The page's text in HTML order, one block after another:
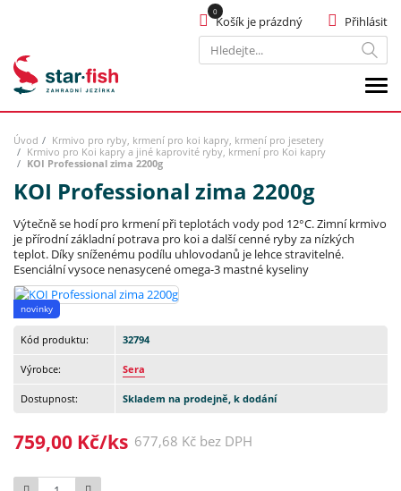
Hledat
Přihlásit
Košík je prázdný
Úvod
Krmivo pro ryby, krmení pro koi kapry, krmení pro jesetery
Krmivo pro Koi kapry a jiné kaprovité ryby, krmení pro Koi kapry
KOI Professional zima 2200g
KOI Professional zima 2200g
Výtečně se hodí pro krmení při teplotách vody pod 12°C. Zimní krmivo
je přírodní základní potrava pro koi a další cenné ryby za nízkých
teplot. Díky sníženému podílu uhlovodanů je lehce stravitelné.
Esenciální vysoce nenasycené omega-3 mastné kyseliny
novinky
Kód produktu: 32794
Výrobce: Sera
Dostupnost: Skladem na prodejně, k dodání
759,00 Kč/ks 677,68 Kč bez DPH
Počet